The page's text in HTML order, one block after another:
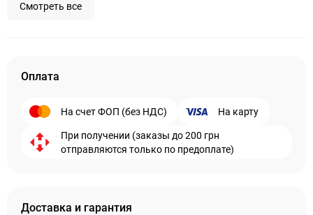
Смотреть все
Оплата
На счет ФОП (без НДС) На карту
При получении (заказы до 200 грн
отправляются только по предоплате)
Доставка и гарантия